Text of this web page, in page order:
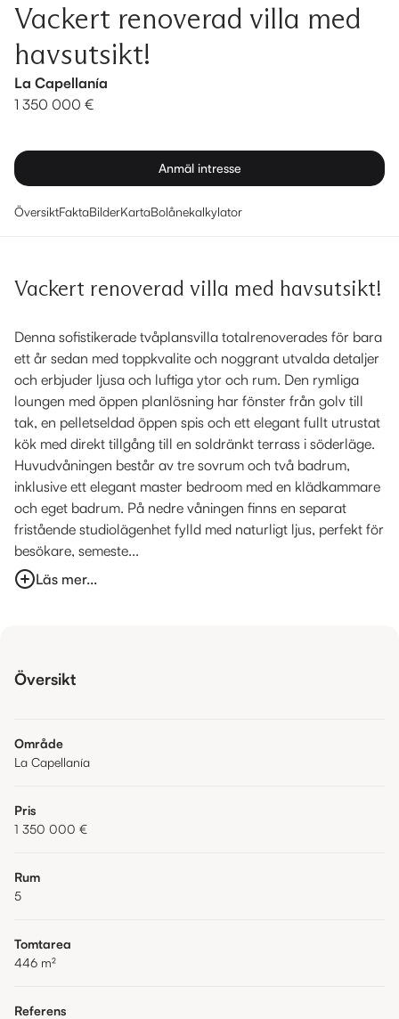
Vackert renoverad villa med
havsutsikt!
La Capellanía
1 350 000 €
Anmäl intresse
ÖversiktFaktaBilderKartaBolånekalkylator
Vackert renoverad villa med havsutsikt!
Denna sofistikerade tvåplansvilla totalrenoverades för bara
ett år sedan med toppkvalite och noggrant utvalda detaljer
och erbjuder ljusa och luftiga ytor och rum. Den rymliga
loungen med öppen planlösning har fönster från golv till
tak, en pelletseldad öppen spis och ett elegant fullt utrustat
kök med direkt tillgång till en soldränkt terrass i söderläge.
Huvudvåningen består av tre sovrum och två badrum,
inklusive ett elegant master bedroom med en klädkammare
och eget badrum. På nedre våningen finns en separat
fristående studiolägenhet fylld med naturligt ljus, perfekt för
besökare, semeste...
Läs mer...
Översikt
Område
La Capellanía
Pris
1 350 000 €
Rum
5
Tomtarea
446 m²
Referens